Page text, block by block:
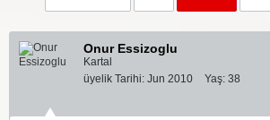
Onur Essizoglu
Kartal
üyelik Tarihi: Jun 2010 Yaş: 38